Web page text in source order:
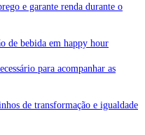
e garante renda durante o
de bebida em happy hour
para acompanhar as
de transformação e igualdade